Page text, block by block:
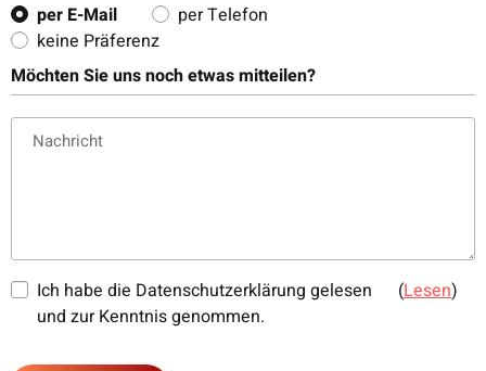
per E-Mail
per Telefon
keine Präferenz
Möchten Sie uns noch etwas mitteilen?
Nachricht
Ich habe die Datenschutzerklärung gelesen
und zur Kenntnis genommen.
(Lesen)